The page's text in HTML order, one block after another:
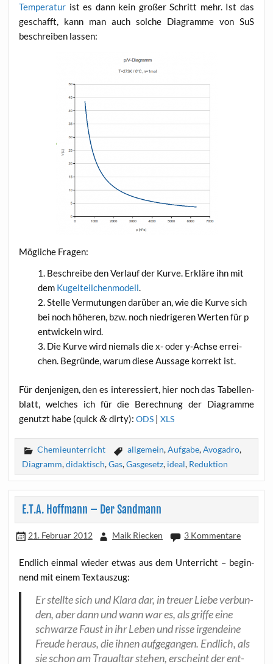
Tem­pe­ra­tur ist es dann kein gro­ßer Schritt mehr. Ist das
geschafft, kann man auch sol­che Dia­gram­me von SuS
beschrei­ben lassen:
Mög­li­che Fragen:
Beschrei­be den Ver­lauf der Kur­ve. Erklä­re ihn mit
dem Kugel­teil­chen­mo­dell.
Stel­le Ver­mu­tun­gen dar­über an, wie die Kur­ve sich
bei noch höhe­ren, bzw. noch nied­ri­ge­ren Wer­ten für p
ent­wi­ckeln wird.
Die Kur­ve wird nie­mals die x- oder y‑Achse errei­
chen. Begrün­de, war­um die­se Aus­sa­ge kor­rekt ist.
Für den­je­ni­gen, den es inter­es­siert, hier noch das Tabel­len­
blatt, wel­ches ich für die Berech­nung der Dia­gram­me
genutzt habe (quick&dir­ty):ODS |XLS
Chemieunterricht allgemein,Aufgabe,Avogadro,
Diagramm,didaktisch,Gas,Gasgesetz, ideal, Reduktion
E.T.A. Hoffmann – Der Sandmann
21. Februar 2012 Maik Riecken 3 Kommentare
End­lich ein­mal wie­der etwas aus dem Unter­richt – begin­
nend mit einem Textauszug:
Er stell­te sich und Kla­ra dar, in treu­er Lie­be ver­bun­
den, aber dann und wann war es, als grif­fe eine
schwar­ze Faust in ihr Leben und ris­se irgend­ei­ne
Freu­de her­aus, die ihnen auf­ge­gan­gen. End­lich, als
sie schon am Trau­al­tar ste­hen, erscheint der ent­